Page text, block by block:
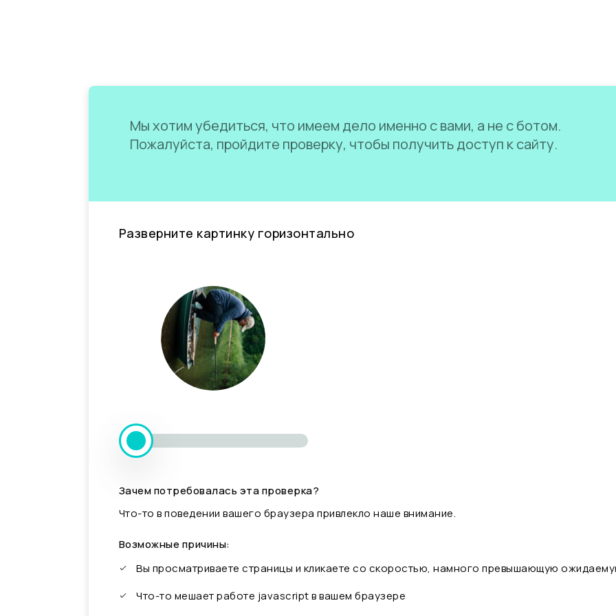
Мы хотим убедиться, что имеем дело именно с вами, а не с ботом.
Пожалуйста, пройдите проверку, чтобы получить доступ к сайту.
Разверните картинку горизонтально
Зачем потребовалась эта проверка?
Что-то в поведении вашего браузера привлекло наше внимание.
Возможные причины:
Вы просматриваете страницы и кликаете со скоростью, намного превышающую
Что-то мешает работе javascript в вашем браузере